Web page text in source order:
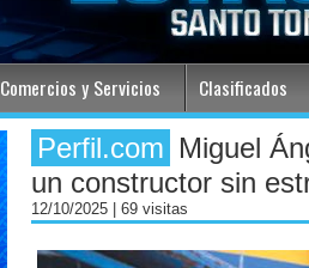
Comercios y Servicios Clasificados
Perfil.com Miguel
un constructor sin
12/10/2025 | 69 visitas